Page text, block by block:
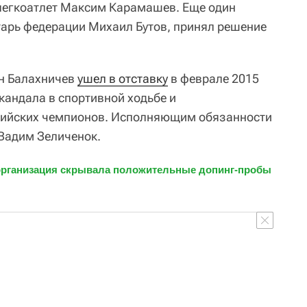
Максим Карамашев. Еще один
федерации Михаил Бутов, принял решение
Балахничев ушел в отставку в феврале 2015
в спортивной ходьбе и
чемпионов. Исполняющим обязанности
Зеличенок.
скрывала положительные допинг-пробы